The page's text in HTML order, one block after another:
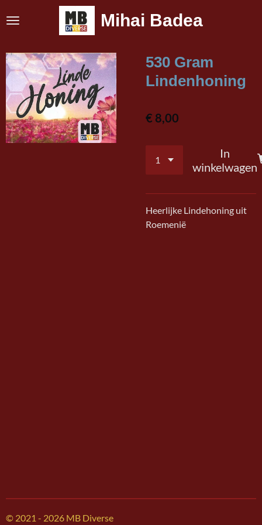
direct
de
hoofdinhoud
Mihai Badea
530 Gram
Lindenhoning
€ 8,00
In
winkelwagen
Heerlijke Lindehoning uit
Roemenië
© 2021 - 2026 MB Diverse